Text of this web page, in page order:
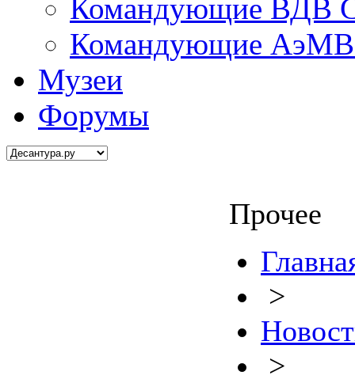
Командующие ВДВ
Командующие АэМВ
Музеи
Форумы
Прочее
>
>